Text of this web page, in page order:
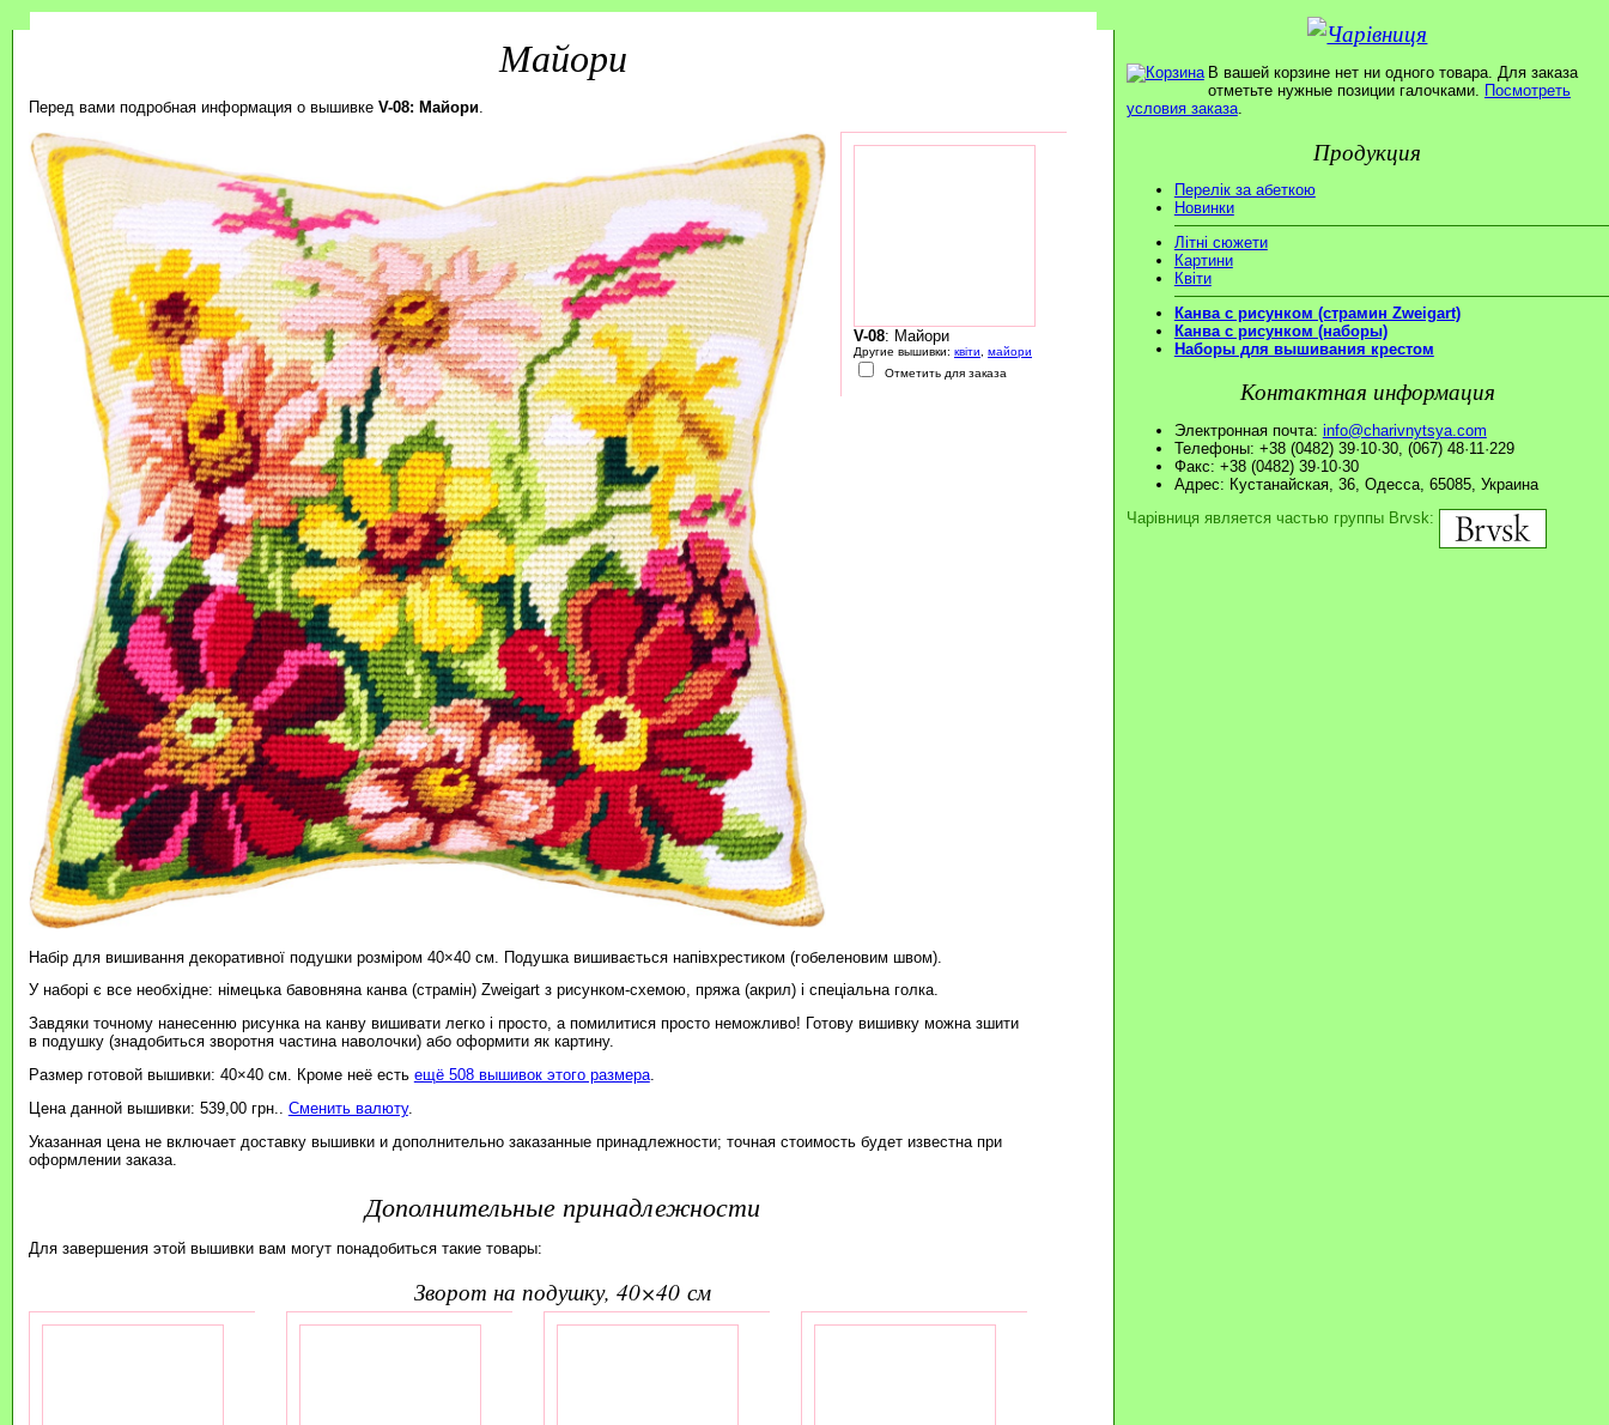
Майори
Перед вами подробная информация о вышивке V-08: Майори.
V-08: Майори
Другие вышивки: квіти
майори
Отметить для заказа
Набір для вишивання декоративної подушки розміром 40×40 см. Подушка вишивається напівхрестиком (гобеленовим швом).
У наборі є все необхідне: німецька бавовняна канва (страмін) Zweigart з рисунком-схемою, пряжа (акрил) і спеціальна голка.
Завдяки точному нанесенню рисунка на канву вишивати легко і просто, а помилитися просто неможливо! Готову вишивку можна зшити
в подушку (знадобиться зворотня частина наволочки) або оформити як картину.
Размер готовой вышивки: 40×40 см. Кроме неё есть ещё 508 вышивок этого размера.
Цена данной вышивки: 539,00 грн.. Сменить валюту.
Указанная цена не включает доставку вышивки и дополнительно заказанные принадлежности; точная стоимость будет известна при
оформлении заказа.
Дополнительные принадлежности
Для завершения этой вышивки вам могут понадобиться такие товары:
зворот на подушку, 40×40 см
В вашей корзине нет ни одного товара. Для заказа
отметьте нужные позиции галочками. Посмотреть
условия заказа.
Продукция
Перелік за абеткою
Новинки
Літні сюжети
Картини
Квіти
Канва с рисунком (страмин Zweigart)
Канва с рисунком (наборы)
Наборы для вышивания крестом
Контактная информация
Электронная почта: info@charivnytsya.com
Телефоны: +38 (0482) 39·10·30, (067) 48·11·229
Факс: +38 (0482) 39·10·30
Адрес: Кустанайская, 36, Одесса, 65085, Украина
Чарівниця является частью группы Brvsk: